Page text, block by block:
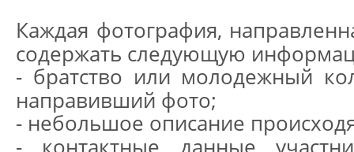
Каждая фотография,
содержать следующую
- братство или молодежный
направивший фото;
- небольшое описание